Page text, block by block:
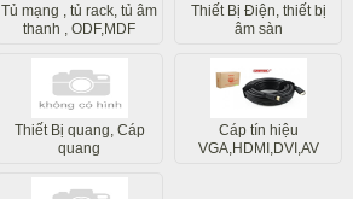
Tủ mạng , tủ rack, tủ âm
thanh , ODF,MDF
Thiết Bị Điện, thiết bị
âm sàn
Thiết Bị quang, Cáp
quang
Cáp tín hiệu
VGA,HDMI,DVI,AV